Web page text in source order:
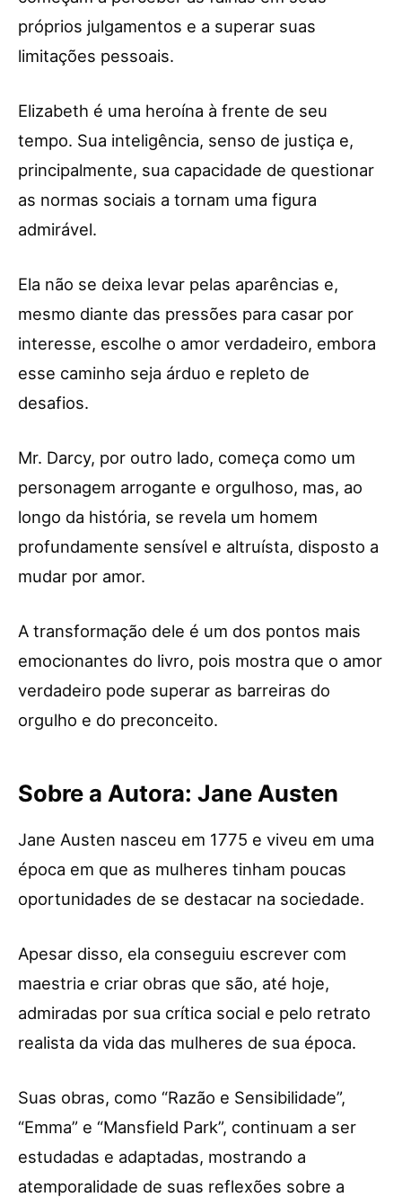
próprios julgamentos e a superar suas
limitações pessoais.
Elizabeth é uma heroína à frente de seu
tempo. Sua inteligência, senso de justiça e,
principalmente, sua capacidade de questionar
as normas sociais a tornam uma figura
admirável.
Ela não se deixa levar pelas aparências e,
mesmo diante das pressões para casar por
interesse, escolhe o amor verdadeiro, embora
esse caminho seja árduo e repleto de
desafios.
Mr. Darcy, por outro lado, começa como um
personagem arrogante e orgulhoso, mas, ao
longo da história, se revela um homem
profundamente sensível e altruísta, disposto a
mudar por amor.
A transformação dele é um dos pontos mais
emocionantes do livro, pois mostra que o amor
verdadeiro pode superar as barreiras do
orgulho e do preconceito.
Sobre a Autora: Jane Austen
Jane Austen nasceu em 1775 e viveu em uma
época em que as mulheres tinham poucas
oportunidades de se destacar na sociedade.
Apesar disso, ela conseguiu escrever com
maestria e criar obras que são, até hoje,
admiradas por sua crítica social e pelo retrato
realista da vida das mulheres de sua época.
Suas obras, como “Razão e Sensibilidade”,
“Emma” e “Mansfield Park”, continuam a ser
estudadas e adaptadas, mostrando a
atemporalidade de suas reflexões sobre a